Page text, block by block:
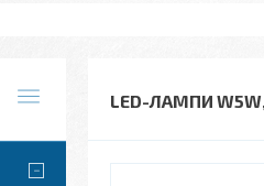
LED-ЛАМПИ W5W,